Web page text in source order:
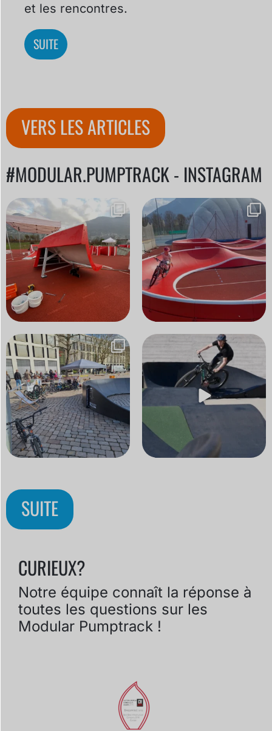
et les rencontres.
SUITE
VERS LES ARTICLES
#MODULAR.PUMPTRACK - INSTAGRAM
93 modules. 8 mains. 2 jours. 1
orage violent.
59 0
Certaines pistes sont construites
pour une saison.
46 3
Nous avons investi le centre-ville
ce week-end....
17 1
Le meilleur programme de remise
en forme ? Celui
...
21 0
SUITE
CURIEUX?
Notre équipe connaît la réponse à
toutes les questions sur les
Modular Pumptrack !